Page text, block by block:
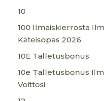
10
100 Ilmaiskierrosta
Käteisopas 2026
10E Talletusbonus
10e Talletusbonus
Voittosi